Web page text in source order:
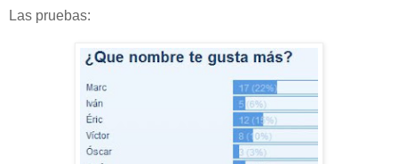
Las pruebas: